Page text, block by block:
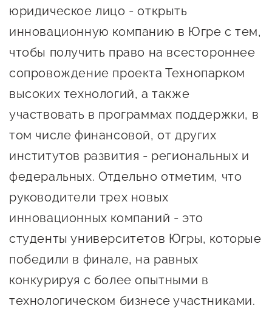
Истории успеха
Проекты
Поддержка центра
креативного
предпринимательства
О центре
Обучающие
мероприятия
Проекты
Поддержка центра
Экскурсии на
производства
Нормативные
документы
Центр поддержки экспорта
Справочник
предпринимателя
Органы власти
Организации,
предоставляющие поддержку
Интерактивные сервисы
Каталог маркетплейсов
Каталог креативной
юридическое лицо - открыть
инновационную компанию в Югре с тем,
чтобы получить право на всестороннее
сопровождение проекта Технопарком
высоких технологий, а также
участвовать в программах поддержки, в
том числе финансовой, от других
институтов развития - региональных и
федеральных. Отдельно отметим, что
руководители трех новых
инновационных компаний - это
студенты университетов Югры, которые
победили в финале, на равных
конкурируя с более опытными в
технологическом бизнесе участниками.